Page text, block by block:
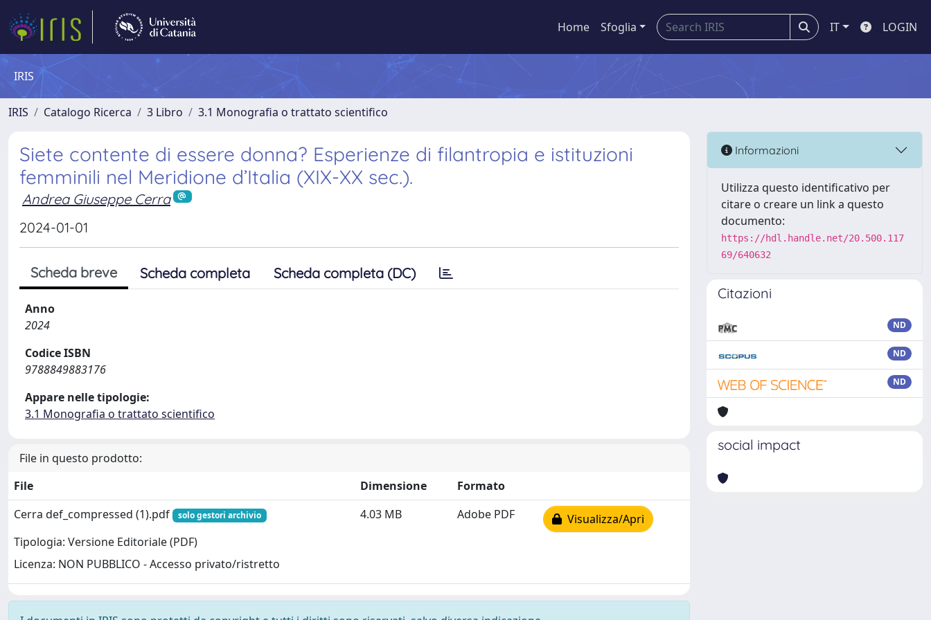
Home Sfoglia IT LOGIN
IRIS
IRIS Catalogo Ricerca 3 Libro 3.1 Monografia o trattato scientifico
Siete contente di essere donna? Esperienze di filantropia e istituzioni
femminili nel Meridione d’Italia (XIX-XX sec.).
Andrea Giuseppe Cerra
2024-01-01
Scheda breve Scheda completa Scheda completa (DC)
Anno
2024
Codice ISBN
9788849883176
Appare nelle tipologie:
3.1 Monografia o trattato scientifico
File in questo prodotto:
File
Dimensione
Formato
Cerra def_compressed (1).pdf
solo gestori archivio
Tipologia: Versione Editoriale (PDF)
Licenza: NON PUBBLICO - Accesso privato/ristretto
4.03 MB Adobe PDF Visualizza/Apri
Informazioni
Utilizza questo identificativo per
citare o creare un link a questo
documento:
https://hdl.handle.net/20.500.117
69/640632
Citazioni
ND
ND
ND
social impact